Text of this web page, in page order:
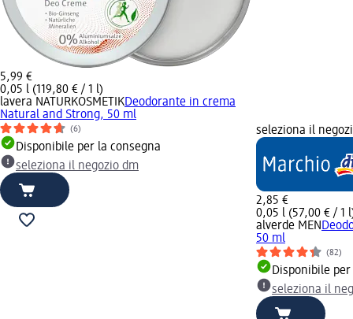
5,99 €
0,05 l (119,80 € / 1 l)
lavera NATURKOSMETIKDeodorante in crema
Natural and Strong, 50 ml
(6)
Disponibile per la consegna
seleziona il negozio dm
seleziona il
2,85 €
0,05 l (57,00 € / 1
alverde MEN
50 ml
(82)
Disponibile
seleziona il